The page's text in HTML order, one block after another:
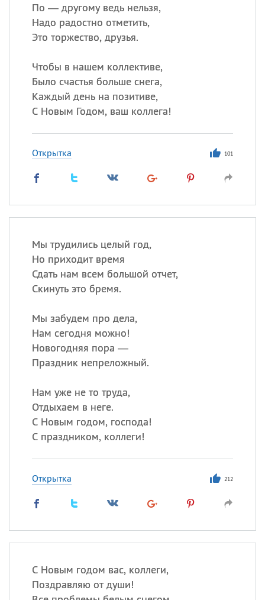
По — другому ведь нельзя,
Надо радостно отметить,
Это торжество, друзья.
Чтобы в нашем коллективе,
Было счастья больше снега,
Каждый день на позитиве,
С Новым Годом, ваш коллега!
Открытка 101
Мы трудились целый год,
Но приходит время
Сдать нам всем большой отчет,
Скинуть это бремя.
Мы забудем про дела,
Нам сегодня можно!
Новогодняя пора —
Праздник непреложный.
Нам уже не то труда,
Отдыхаем в неге.
С Новым годом, господа!
С праздником, коллеги!
Открытка 212
С Новым годом вас, коллеги,
Поздравляю от души!